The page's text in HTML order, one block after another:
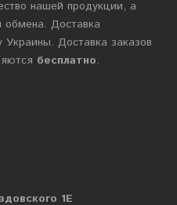
нашей продукции, а
обмена. Доставка
Доставка заказов
бесплатно.
1Е